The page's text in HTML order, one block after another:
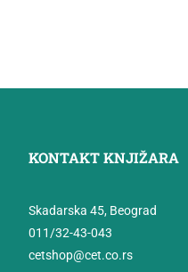
KONTAKT KNJIŽARA
Skadarska 45, Beograd
011/32-43-043
cetshop@cet.co.rs